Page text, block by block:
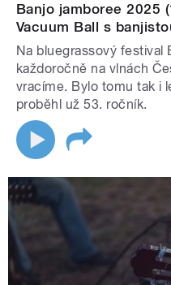
Banjo jamboree 2025
Vacuum Ball s
Na bluegrassový festival
každoročně na vlnách
vracíme. Bylo tomu tak i
proběhl už 53. ročník.